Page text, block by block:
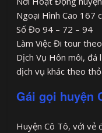
Ngoại Hình Cao 167
Số Đo 94 – 72 – 94
Làm Việc Đi tour
Dịch Vụ Hôn môi,
dịch vụ khác theo
Gái gọi huyện
Huyện Cô Tô, với vẻ